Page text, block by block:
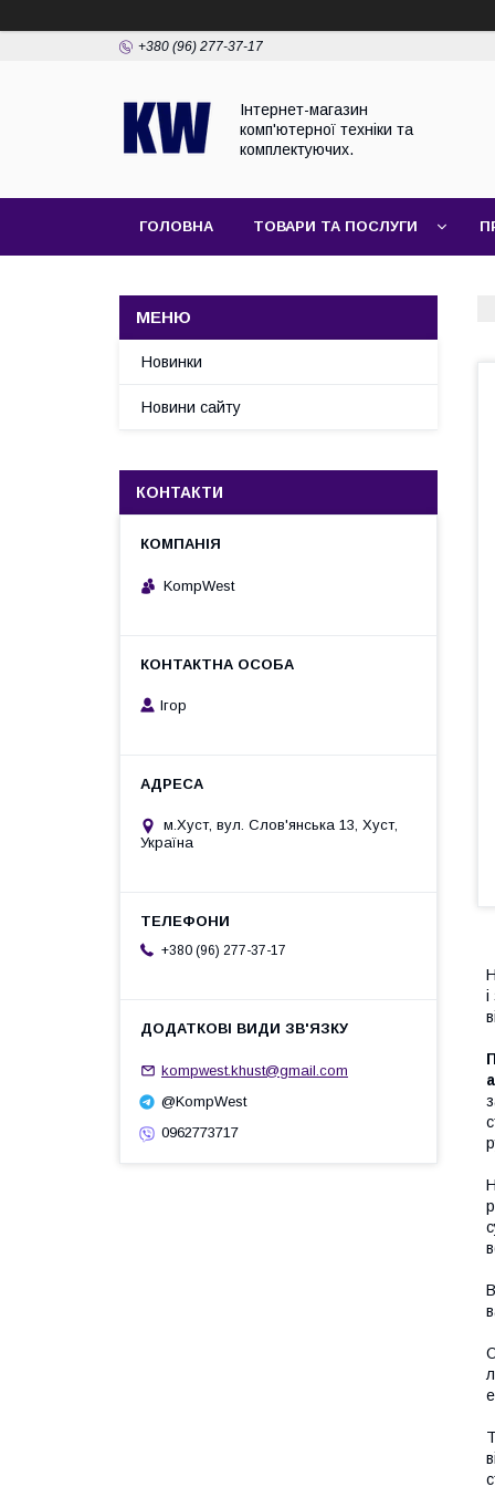
+380 (96) 277-37-17
Інтернет-магазин
комп'ютерної техніки та
комплектуючих.
ГОЛОВНА ТОВАРИ ТА ПОСЛУГИ
Новинки
Новини сайту
КОНТАКТИ
KompWest
Ігор
м.Хуст, вул. Слов'янська 13, Хуст,
Україна
+380 (96) 277-37-17
kompwest.khust@gmail.com
@KompWest
0962773717